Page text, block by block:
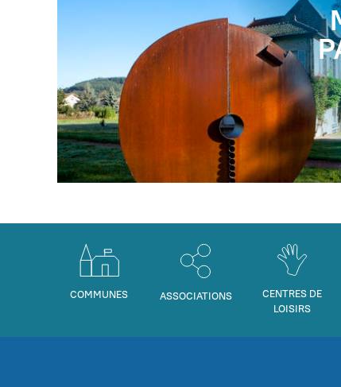
COMMUNES ASSOCIATIONS
CENTRES DE
LOISIRS